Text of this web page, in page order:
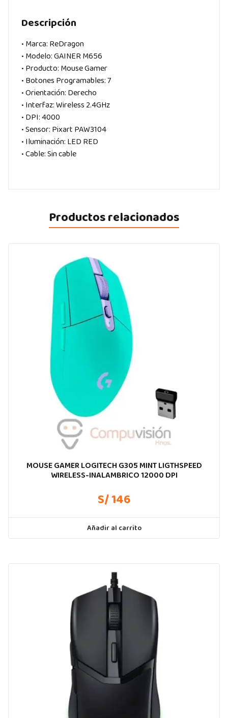
Descripción
• Marca: ReDragon
• Modelo: GAINER M656
• Producto: Mouse Gamer
• Botones Programables: 7
• Orientación: Derecho
• Interfaz: Wireless 2.4GHz
• DPI: 4000
• Sensor: Pixart PAW3104
• Iluminación: LED RED
• Cable: Sin cable
Productos relacionados
MOUSE GAMER LOGITECH G305 MINT LIGTHSPEED
WIRELESS-INALAMBRICO 12000 DPI
S/ 146
Añadir al carrito